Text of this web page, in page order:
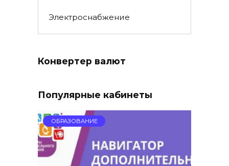
Электроснабжение
Конвертер валют
Популярные кабинеты
ОБРАЗОВАНИЕ